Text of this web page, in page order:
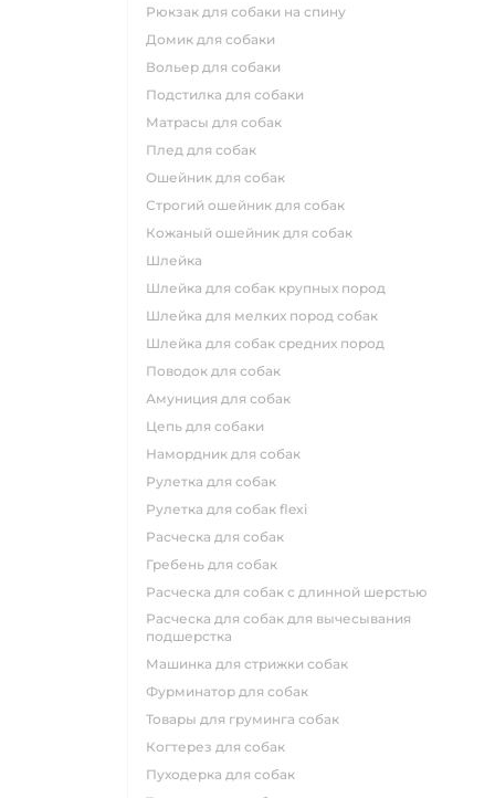
рюкзак для собаки на спину
домик для собаки
вольер для собаки
подстилка для собаки
матрасы для собак
плед для собак
ошейник для собак
строгий ошейник для собак
кожаный ошейник для собак
шлейка
шлейка для собак крупных пород
шлейка для мелких пород собак
шлейка для собак средних пород
поводок для собак
амуниция для собак
цепь для собаки
намордник для собак
рулетка для собак
рулетка для собак flexi
расческа для собак
гребень для собак
расческа для собак с длинной шерстью
расческа для собак для вычесывания
подшерстка
машинка для стрижки собак
фурминатор для собак
товары для груминга собак
когтерез для собак
пуходерка для собак